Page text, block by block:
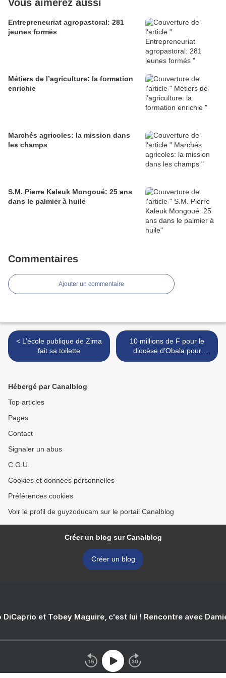
Vous aimerez aussi
Entrepreneuriat agropastoral: 281
jeunes formés
Métiers de l’agriculture: la formation
enrichie
Marchés agricoles: la mission dans
les champs
S.M. Pierre Kaleuk Mongoué: 25 ans
dans le palmier à huile
Commentaires
Ajouter un commentaire
< L’école publique de Zima
fait sa toilette
10 millions de F pour le
diocèse d’Obala pour
l'Elevage de porcs >
Hébergé par Canalblog
Top articles
Pages
Contact
Signaler un abus
C.G.U.
Cookies et données personnelles
Préférences cookies
Voir le profil de guyzoducam sur le portail Canalblog
Créer un blog sur Canalblog
Créer un blog
DiCaprio et Tobey Maguire, c'est lui ! Rencontre avec